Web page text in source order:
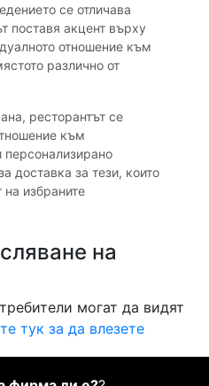
се отличава
поставя акцент върху
отношение към
различно от
ресторантът се
към
персонализирано
доставка за тези, които
на избраните
на
могат да видят
тук за да влезете